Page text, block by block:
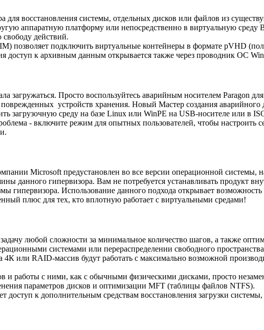
для восстановления системы, отдельных дисков или файлов из
аппаратную платформу или непосредственно в виртуальную среду
действий.
позволяет подключить виртуальные контейнеры в формате pVHD
доступ к архивным данным открывается также через проводник ОС
загружаться. Просто воспользуйтесь аварийным носителем Paragon
устройств хранения. Новый Мастер создания
загрузочную среду на базе Linux или WinPE на USB-носителе или в
- включите режим для опытных пользователей, чтобы настроить
Microsoft предустановлен во все версии операционной системы,
данного гипервизора. Вам не потребуется устанавливать продукт
гипервизора. Использование данного подхода открывает
плюс для тех, кто вплотную работает с виртуальными средами!
любой сложности за минимальное количество шагов, а также
системами или перераспределении свободного
или RAID-массив будут работать с максимально возможной
и работы с ними, как с обычными физическими дисками, просто
параметров дисков и оптимизации MFT (таблицы файлов NTFS).
к дополнительным средствам восстановления загрузки системы,